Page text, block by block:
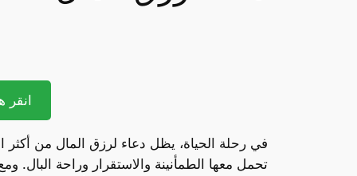
انقر
في رحلة الحياة، يظل دعاء لرزق المال من أكثر
تحمل معها الطمأنينة والاستقرار وراحة البال.